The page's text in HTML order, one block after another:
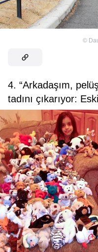
©
4. “Arkadaşım,
tadını çıkarıyor: